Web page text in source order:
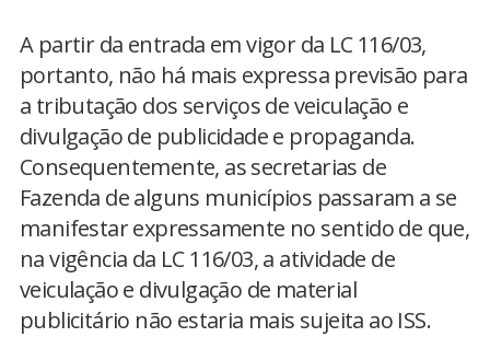
A partir da entrada em vigor da LC 116/03,
portanto, não há mais expressa previsão para
a tributação dos serviços de veiculação e
divulgação de publicidade e propaganda.
Consequentemente, as secretarias de
Fazenda de alguns municípios passaram a se
manifestar expressamente no sentido de que,
na vigência da LC 116/03, a atividade de
veiculação e divulgação de material
publicitário não estaria mais sujeita ao ISS.